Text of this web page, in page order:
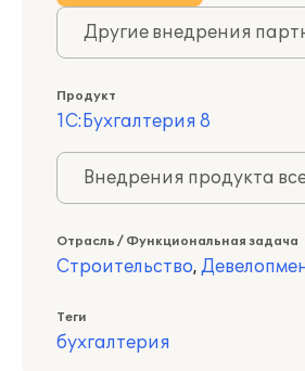
Другие внедрения
Продукт
1С:Бухгалтерия 8
Внедрения продукта
Отрасль / Функциональная задача
Строительство,
Теги
бухгалтерия